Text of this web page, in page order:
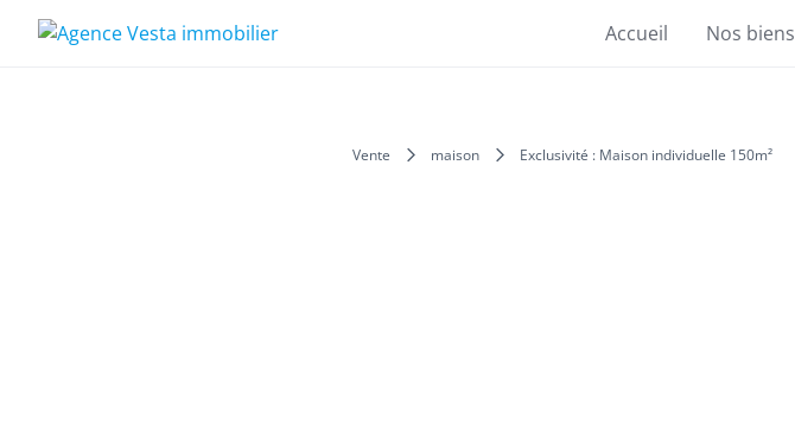
Accueil Nos biens
Vente maison Exclusivité : Maison individuelle 150m²